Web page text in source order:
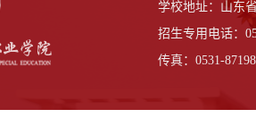
学校地址：山东
招生专用电话：
传真：0531-